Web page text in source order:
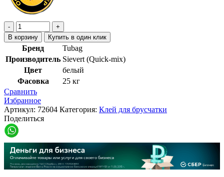
В корзину Купить в один клик
Бренд
Tubag
Производитель Sievert (Quick-mix)
Цвет
белый
Фасовка
25 кг
Сравнить
Избранное
Артикул: 72604 Категория: Клей для брусчатки
Поделиться